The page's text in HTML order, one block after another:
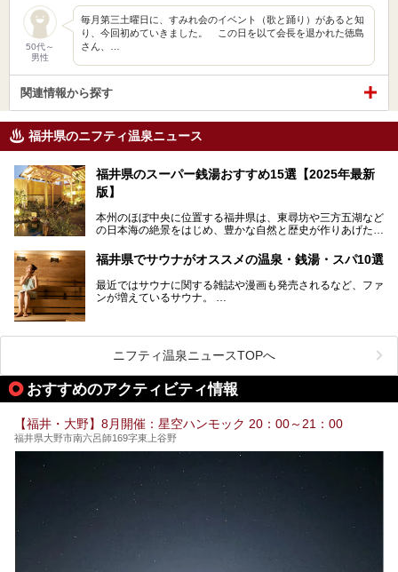
50代～
男性
毎月第三土曜日に、すみれ会のイベント（歌と踊り）があると知
り、今回初めていきました。 この日を以て会長を退かれた徳島
さん、…
関連情報から探す
福井県のニフティ温泉ニュース
福井県のスーパー銭湯おすすめ15選【2025年最新
版】
本州のほぼ中央に位置する福井県は、東尋坊や三方五湖など
の日本海の絶景をはじめ、豊かな自然と歴史が作りあげた見
る海産物、越前そば、ソースかつ丼などのグルメも人気で
す。
2024年春の北陸新幹線の延伸により、関西地方のみならず
首都圏からもアクセスしやすくなりました。今回は、そんな
福井県でおすすめのスーパー銭湯をご紹介します。
福井県でサウナがオススメの温泉・銭湯・スパ10選
最近ではサウナに関する雑誌や漫画も発売されるなど、ファ
ンが増えているサウナ。
チームサウナ、塩サウナなどが存在し、施設によって様々な
こだわりを持つ施設も増えています。
ススメ温泉・銭湯・スパを10件まとめてご紹介します。
ニフティ温泉ニュースTOPへ
おすすめのアクティビティ情報
【福井・大野】8月開催：星空ハンモック 20：00～21：00
福井県大野市南六呂師169字東上谷野